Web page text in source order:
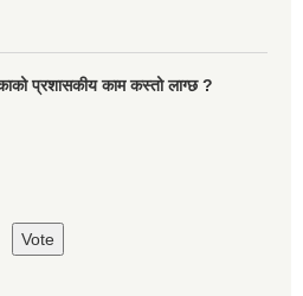
प्रशासकीय काम कस्तो लाग्छ ?